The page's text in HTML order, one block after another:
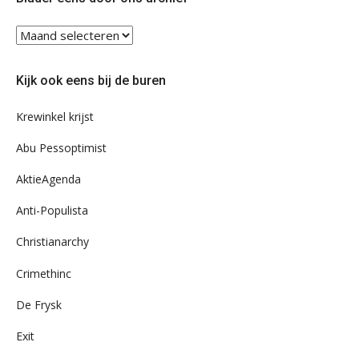
Blader
eens
ons
Kijk ook eens bij de buren
Krewinkel krijst
Abu Pessoptimist
AktieAgenda
Anti-Populista
Christianarchy
Crimethinc
De Frysk
Exit